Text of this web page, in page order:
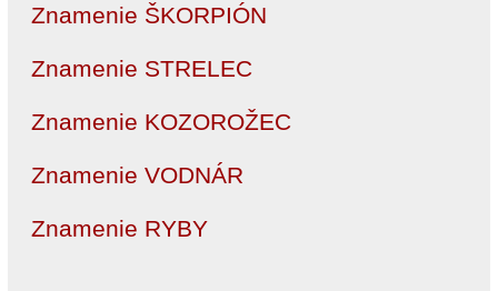
Znamenie ŠKORPIÓN
Znamenie STRELEC
Znamenie KOZOROŽEC
Znamenie VODNÁR
Znamenie RYBY